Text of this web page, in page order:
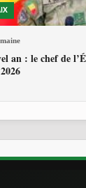
an : le chef de